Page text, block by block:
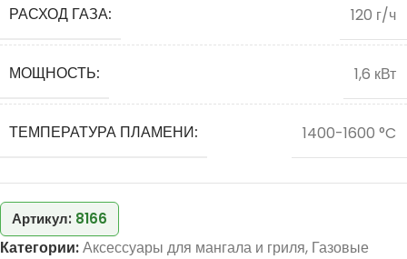
РАСХОД ГАЗА: 120 г/ч
МОЩНОСТЬ: 1,6 кВт
ТЕМПЕРАТУРА ПЛАМЕНИ: 1400-1600 °C
Артикул: 8166
Категории:Аксессуары для мангала и гриля, Газовые